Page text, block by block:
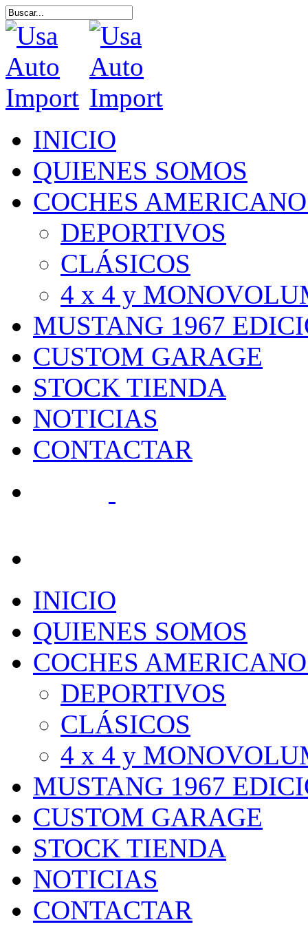
Skip
to
content
Close
Search
INICIO
QUIENES SOMOS
COCHES
DEPORTIVOS
CLÁSICOS
4 x 4 y
MUSTANG 1967
CUSTOM GARAGE
STOCK TIENDA
NOTICIAS
CONTACTAR
INICIO
QUIENES SOMOS
COCHES
DEPORTIVOS
CLÁSICOS
4 x 4 y
MUSTANG 1967
CUSTOM GARAGE
STOCK TIENDA
NOTICIAS
CONTACTAR